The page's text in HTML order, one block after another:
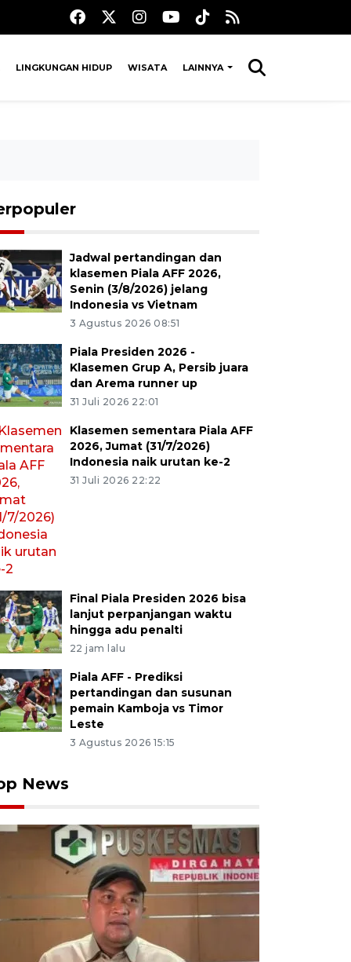
LINGKUNGAN HIDUP WISATA LAINNYA
Jadwal pertandingan dan
klasemen Piala AFF 2026,
Senin (3/8/2026) jelang
Indonesia vs Vietnam
3 Agustus 2026 08:51
Piala Presiden 2026 -
Klasemen Grup A, Persib juara
dan Arema runner up
31 Juli 2026 22:01
Klasemen sementara Piala AFF
2026, Jumat (31/7/2026)
Indonesia naik urutan ke-2
31 Juli 2026 22:22
Final Piala Presiden 2026 bisa
lanjut perpanjangan waktu
hingga adu penalti
22 jam lalu
Piala AFF - Prediksi
pertandingan dan susunan
pemain Kamboja vs Timor
Leste
3 Agustus 2026 15:15
News